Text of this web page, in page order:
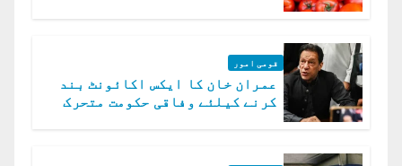
قومی امور
عمران خان کا ایکس اکائونٹ بند
کرنے کیلئے وفاقی حکومت متحرک